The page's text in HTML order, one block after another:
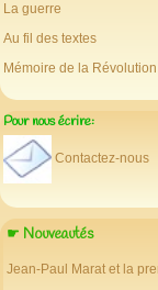
La guerre
Au fil des textes
Mémoire de la
Pour nous écrire:
Contactez-nous
☛ Nouveautés
Jean-Paul Marat et la